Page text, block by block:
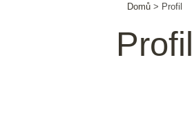
Domů > Profil
Profil